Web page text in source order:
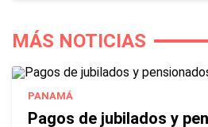
MÁS NOTICIAS
PANAMÁ
Pagos de jubilados y